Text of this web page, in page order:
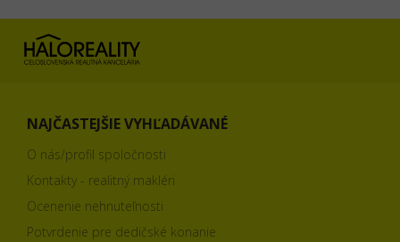
NAJČASTEJŠIE VYHĽADÁVANÉ
O nás/profil spoločnosti
Kontakty - realitný makléri
Ocenenie nehnuteľnosti
Potvrdenie pre dedičské konanie